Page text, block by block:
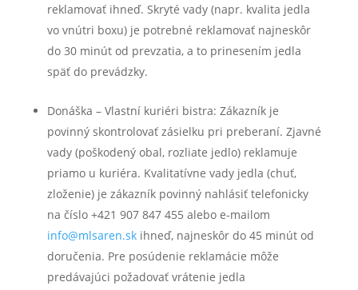
reklamovať ihneď. Skryté vady (napr. kvalita jedla
vo vnútri boxu) je potrebné reklamovať najneskôr
do 30 minút od prevzatia, a to prinesením jedla
späť do prevádzky.
Donáška – Vlastní kuriéri bistra: Zákazník je
povinný skontrolovať zásielku pri preberaní. Zjavné
vady (poškodený obal, rozliate jedlo) reklamuje
priamo u kuriéra. Kvalitatívne vady jedla (chuť,
zloženie) je zákazník povinný nahlásiť telefonicky
na číslo +421 907 847 455 alebo e-mailom
info@mlsaren.skihneď, najneskôr do 45 minút od
doručenia. Pre posúdenie reklamácie môže
predávajúci požadovať vrátenie jedla